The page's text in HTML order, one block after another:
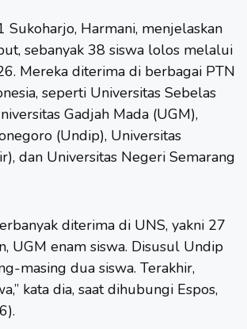
Sukoharjo, Harmani, menjelaskan
sebanyak 38 siswa lolos melalui
Mereka diterima di berbagai PTN
seperti Universitas Sebelas
Gadjah Mada (UGM),
(Undip), Universitas
dan Universitas Negeri Semarang
diterima di UNS, yakni 27
UGM enam siswa. Disusul Undip
masing dua siswa. Terakhir,
kata dia, saat dihubungi Espos,